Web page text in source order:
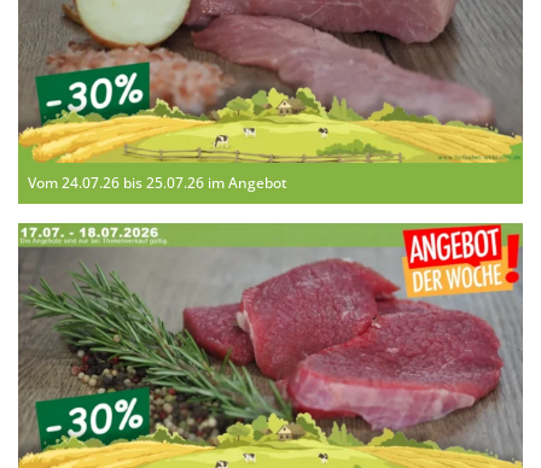
Vom 24.07.26 bis 25.07.26 im Angebot